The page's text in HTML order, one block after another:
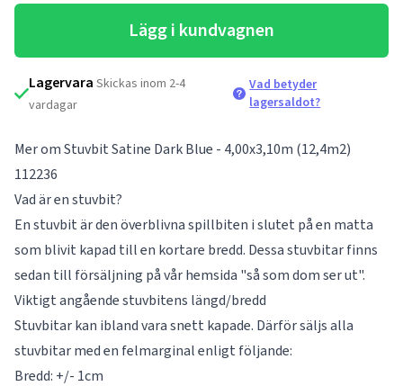
Lägg i kundvagnen
Lagervara Skickas inom 2-4
vardagar
Vad betyder
lagersaldot?
Mer om Stuvbit Satine Dark Blue - 4,00x3,10m (12,4m2)
112236
Vad är en stuvbit?
En stuvbit är den överblivna spillbiten i slutet på en matta
som blivit kapad till en kortare bredd. Dessa stuvbitar finns
sedan till försäljning på vår hemsida "så som dom ser ut".
Viktigt angående stuvbitens längd/bredd
Stuvbitar kan ibland vara snett kapade. Därför säljs alla
stuvbitar med en felmarginal enligt följande:
Bredd: +/- 1cm